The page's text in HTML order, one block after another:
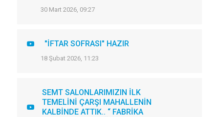
30 Mart 2026, 09:27
"İFTAR SOFRASI" HAZIR
18 Şubat 2026, 11:23
SEMT SALONLARIMIZIN İLK
TEMELİNİ ÇARŞI MAHALLENİN
KALBİNDE ATTIK.. “ FABRİKA